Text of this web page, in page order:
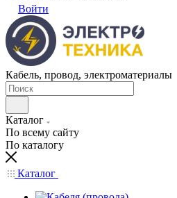
Войти
Кабель, провод, электроматериалы
Каталог
По всему сайту
По каталогу
Каталог